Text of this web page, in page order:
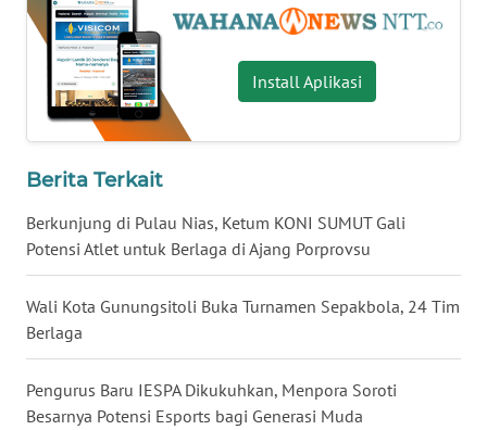
Install Aplikasi
Berita Terkait
Berkunjung di Pulau Nias, Ketum KONI SUMUT Gali
Potensi Atlet untuk Berlaga di Ajang Porprovsu
Wali Kota Gunungsitoli Buka Turnamen Sepakbola, 24 Tim
Berlaga
Pengurus Baru IESPA Dikukuhkan, Menpora Soroti
Besarnya Potensi Esports bagi Generasi Muda
WN
SULUT
MALUT
DAIRI
DANAU
TOBA